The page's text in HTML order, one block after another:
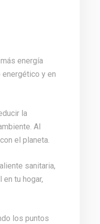
energía
y en
la
Al
el planeta.
sanitaria,
tu hogar,
los puntos